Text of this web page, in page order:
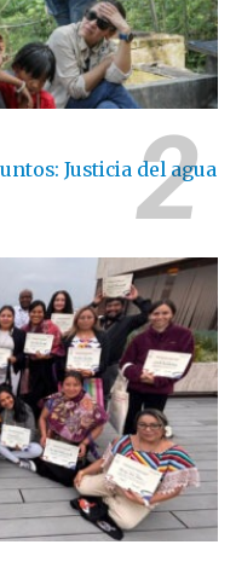
Justicia del agua